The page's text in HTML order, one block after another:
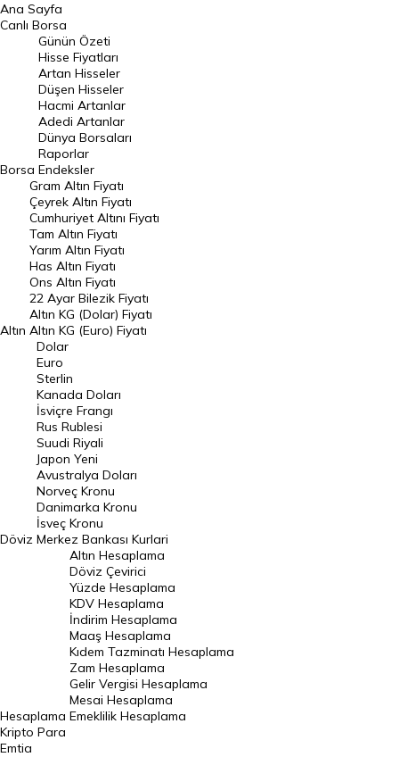
BIST 100 Hisseleri
En Çok Artan Hisseler
En Çok Düşen Hisseler
Hacmi Artanlar
Geçmiş Kapanışlar
Dünya Borsaları
Raporlar
Endeksler
DÖVİZ
Döviz Kuru
Dolar Kuru
Euro Kuru
Pound Kuru
Frank Kuru
Riyal Kuru
Avustralya Doları
Danimarka Kronu Kuru
Kanada Doları Kuru
Norveç Kronu Kuru
İsveç Kronu Kuru
Japon Yeni Kuru
Serbest Piyasa Döviz Kurları
Merkez Bankası Döviz Kurları
Altın Fiyatları
Gram Altın Fiyatı
Ana Sayfa
Canlı Borsa
Borsa
Günün Özeti
Hisse Fiyatları
Artan Hisseler
Düşen Hisseler
Hacmi Artanlar
Adedi Artanlar
Dünya Borsaları
Raporlar
Endeksler
Altın
Gram Altın Fiyatı
Çeyrek Altın Fiyatı
Cumhuriyet Altını Fiyatı
Tam Altın Fiyatı
Yarım Altın Fiyatı
Has Altın Fiyatı
Ons Altın Fiyatı
22 Ayar Bilezik Fiyatı
Altın KG (Dolar) Fiyatı
Altın KG (Euro) Fiyatı
Döviz
Dolar
Euro
Sterlin
Kanada Doları
İsviçre Frangı
Rus Rublesi
Suudi Riyali
Japon Yeni
Avustralya Doları
Norveç Kronu
Danimarka Kronu
İsveç Kronu
Merkez Bankası Kurlari
Hesaplama
Altın Hesaplama
Döviz Çevirici
Yüzde Hesaplama
KDV Hesaplama
İndirim Hesaplama
Maaş Hesaplama
Kıdem Tazminatı Hesaplama
Zam Hesaplama
Gelir Vergisi Hesaplama
Mesai Hesaplama
Emeklilik Hesaplama
Kripto Para
Emtia